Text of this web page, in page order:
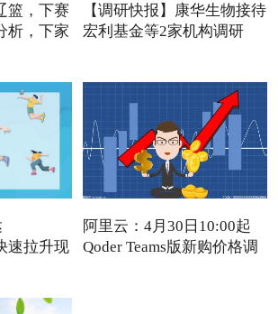
篮，下赛
析，下家
【调研快报】康华生物接待
宏利基金等2家机构调研
速拉升现
阿里云：4月30日10:00起
Qoder Teams版新购价格调